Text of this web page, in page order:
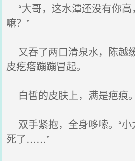
“大哥，这水潭还没有你高
嘛？”
又吞了两口清泉水，陈越
皮疙瘩蹦蹦冒起。
白皙的皮肤上，满是疤痕。
双手紧抱，全身哆嗦。
死了……”